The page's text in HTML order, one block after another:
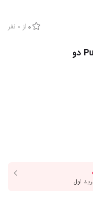
0 از 0 نفر
سرویس کاورلحاف کلسی طرح Puha دو